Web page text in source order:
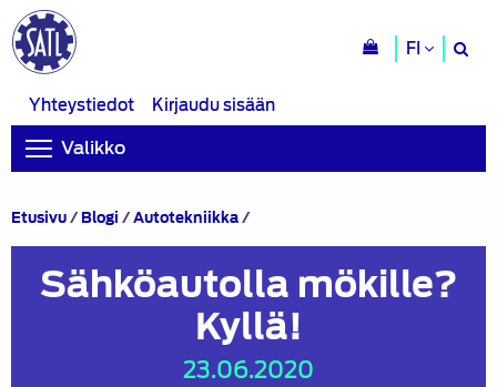
FI
Yhteystiedot
Kirjaudu sisään
Valikko
Etusivu/ Blogi /Autotekniikka/Sähköautolla
Sähköautolla mökille?
Kyllä!
23.06.2020